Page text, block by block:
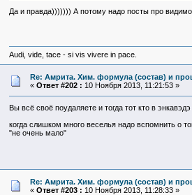
Да и правда))))))) А потому надо посты про
Audi, vide, tace - si vis vivere in pace.
Re: Амрита. Хим. формула (состав) и
« Ответ #202 : 10 Ноября 2013, 11:21:53 »
Вы всё своё поудаляете и тогда тот кто в
когда слишком много веселья надо вспомнить о
"не очень мало"
Re: Амрита. Хим. формула (состав) и
« Ответ #203 : 10 Ноября 2013, 11:28:33 »